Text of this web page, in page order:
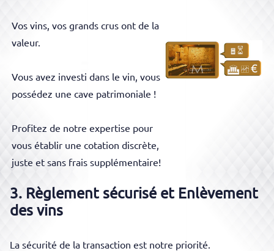
Vos vins, vos grands crus ont de la
valeur.
Vous avez investi dans le vin, vous
possédez une cave patrimoniale !
Profitez de notre expertise pour
vous établir une cotation discrète,
juste et sans frais supplémentaire!
3. Règlement sécurisé et Enlèvement
des vins
La sécurité de la transaction est notre priorité.